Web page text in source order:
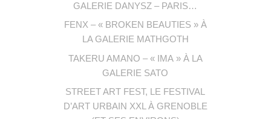
GALERIE DANYSZ – PARIS…
FENX – « BROKEN BEAUTIES » À
LA GALERIE MATHGOTH
TAKERU AMANO – « IMA » À LA
GALERIE SATO
STREET ART FEST, LE FESTIVAL
D’ART URBAIN XXL À GRENOBLE